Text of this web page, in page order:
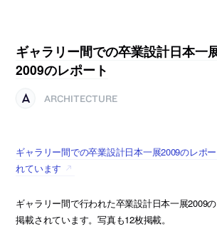
ギャラリー間での卒業設計日本一
2009のレポート
ARCHITECTURE
ギャラリー間での卒業設計日本一展2009のレポ
れています
ギャラリー間で行われた卒業設計日本一展2009
掲載されています。写真も12枚掲載。